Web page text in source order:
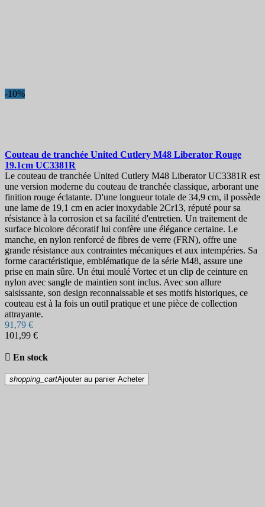
-10%
Couteau de tranchée United Cutlery M48 Liberator Rouge
19.1cm UC3381R
Le couteau de tranchée United Cutlery M48 Liberator UC3381R est
une version moderne du couteau de tranchée classique, arborant une
finition rouge éclatante. D'une longueur totale de 34,9 cm, il possède
une lame de 19,1 cm en acier inoxydable 2Cr13, réputé pour sa
résistance à la corrosion et sa facilité d'entretien. Un traitement de
surface bicolore décoratif lui confère une élégance certaine. Le
manche, en nylon renforcé de fibres de verre (FRN), offre une
grande résistance aux contraintes mécaniques et aux intempéries. Sa
forme caractéristique, emblématique de la série M48, assure une
prise en main sûre. Un étui moulé Vortec et un clip de ceinture en
nylon avec sangle de maintien sont inclus. Avec son allure
saisissante, son design reconnaissable et ses motifs historiques, ce
couteau est à la fois un outil pratique et une pièce de collection
attrayante.
91,79 €
101,99 €
 En stock
shopping_cartAjouter au panier Acheter